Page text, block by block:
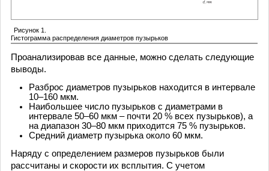
Рисунок 1.
Гистограмма распределения диаметров пузырьков
Проанализировав все данные, можно сделать следующие
выводы.
Разброс диаметров пузырьков находится в интервале
10–160 мкм.
Наибольшее число пузырьков с диаметрами в
интервале 50–60 мкм – почти 20 % всех пузырьков), а
на диапазон 30–80 мкм приходится 75 % пузырьков.
Средний диаметр пузырька около 60 мкм.
Наряду с определением размеров пузырьков были
рассчитаны и скорости их всплытия. С учетом